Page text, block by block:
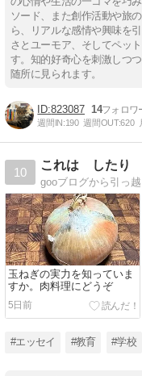
ソード、また創作活動や旅
ら、リアルな感情や興味を
さとユーモア、そしてペッ
す。知的好奇心を刺激しつ
随所に見られます。
823087 14
週間IN:190 週間OUT:620
10
これは したり
玉ねぎの実力を知っていま
すか。肉料理にどうぞ
5日前
#エッセイ #教育 #学校